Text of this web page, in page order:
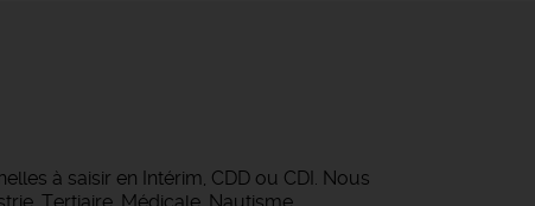
à saisir en Intérim, CDD ou CDI. Nous